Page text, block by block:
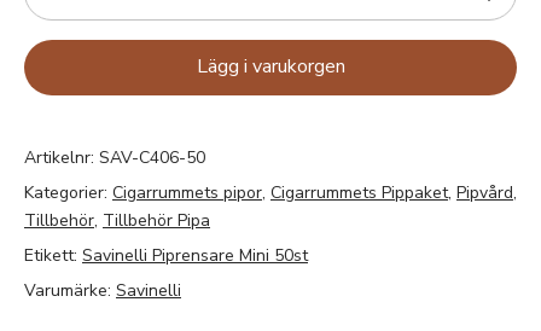
Lägg i varukorgen
Artikelnr: SAV-C406-50
Kategorier: Cigarrummets pipor, Cigarrummets Pippaket, Pipvård,
Tillbehör, Tillbehör Pipa
Etikett: Savinelli Piprensare Mini 50st
Varumärke: Savinelli